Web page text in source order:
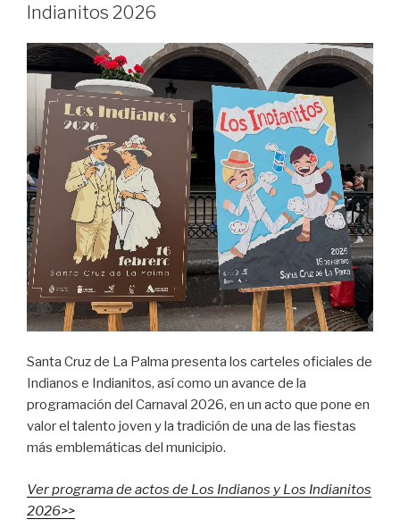
Indianitos 2026
Santa Cruz de La Palma presenta los carteles oficiales de
Indianos e Indianitos, así como un avance de la
programación del Carnaval 2026, en un acto que pone en
valor el talento joven y la tradición de una de las fiestas
más emblemáticas del municipio.
Ver programa de actos de Los Indianos y Los Indianitos
2026>>